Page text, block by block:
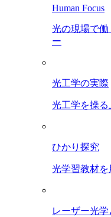
Human Focus
光の現場で働
ー
光工学の実際
光工学を操
ひかり探究
光学習教材
レーザー光